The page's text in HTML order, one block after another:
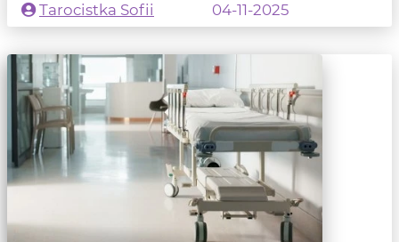
Tarocistka Sofii
04-11-2025